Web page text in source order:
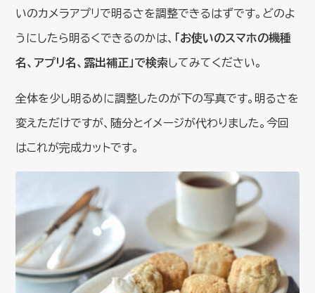
いのカメラアプリで明るさを調整できるはずです。どのよ
うにしたら明るくできるのかは、 「お使いのスマホの機種
名、アプリ名、露出補正」で検索 してみてください。
全体を少し明るめに調整したのが下の写真です。明るさを
変えただけですが、随分とイメージが代わりました。今回
はこれが完成カットです。